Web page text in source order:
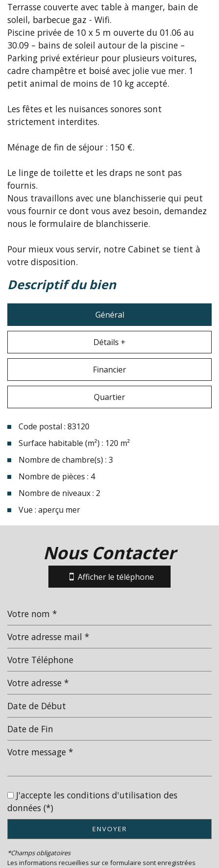
Terrasse couverte avec table à manger, bain de
soleil, barbecue gaz - Wifi.
Piscine privée de 10 x 5 m ouverte du 01.06 au
30.09 – bains de soleil autour de la piscine –
Parking privé extérieur pour plusieurs voitures,
cadre champêtre et boisé avec jolie vue mer. 1
petit animal de moins de 10 kg accepté.
Les fêtes et les nuisances sonores sont
strictement interdites.
Ménage de fin de séjour : 150 €.
Le linge de toilette et les draps ne sont pas
fournis.
Nous travaillons avec une blanchisserie qui peut
vous fournir ce dont vous avez besoin, demandez
nous le formulaire de blanchisserie.
Pour mieux vous servir, notre Cabinet se tient à
votre disposition.
descriptif du bien
Général
Détails +
Financier
Quartier
Code postal : 83120
Surface habitable (m²) : 120 m²
Nombre de chambre(s) : 3
Nombre de pièces : 4
Nombre de niveaux : 2
Vue : aperçu mer
la ville de sainte-maxime (83120)
statistiques
Nombre d'habitants
13 737
Propriétaires (vs. locataires)
Habitants de moins de 25 ans
Habitants de 25 à 55 ans
34,76 %
Nombre d'enfants par famille
Nous Contacter
Afficher le téléphone
J'accepte les conditions d'utilisation des
données (*)
ENVOYER
*Champs obligatoires
Les informations recueillies sur ce formulaire sont enregistrées